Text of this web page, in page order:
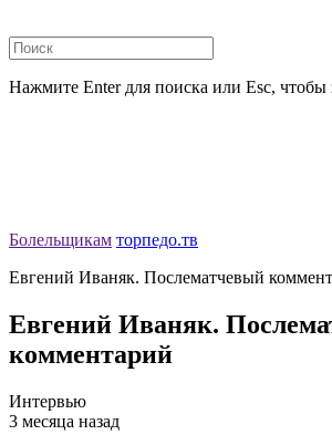
Нажмите Enter для поиска или Esc, чтобы
Болельщикам торпедо.тв
Евгений Иваняк. Послематчевый
Евгений Иваняк.
комментарий
Интервью
3 месяца назад